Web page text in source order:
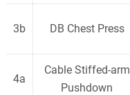
3b DB Chest Press
4a
Cable Stiffed-arm
Pushdown